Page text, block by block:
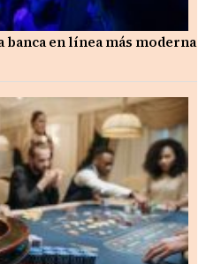
banca en línea más moderna